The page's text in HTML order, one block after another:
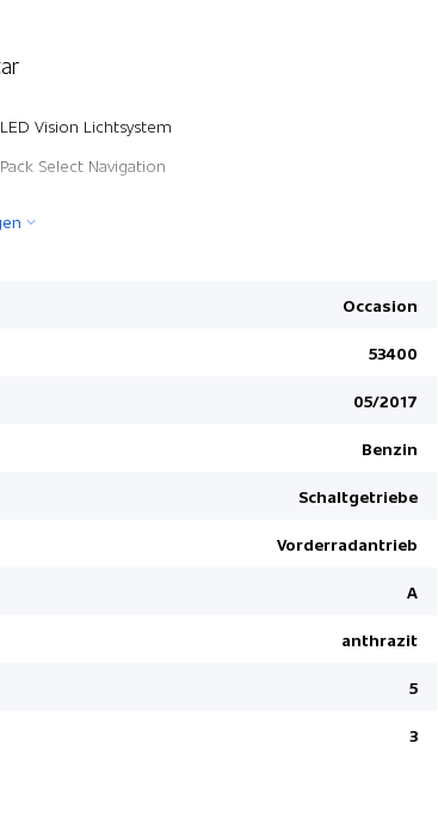
LED Vision Lichtsystem
Pack Select Navigation
Occasion
53400
05/2017
Benzin
Schaltgetriebe
Vorderradantrieb
A
anthrazit
5
3